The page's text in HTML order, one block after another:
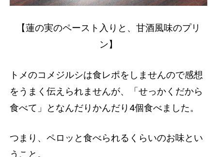
【蓮の実のペースト入りと、甘酒風味のプリ
ン】
トメのコメジルシは食レポをしませんので感想
をうまく伝えられませんが、「せっかくだから
食べて」となんだりかんだり4個食べました。
つまり、ペロッと食べられるくらいのお味とい
うこと。